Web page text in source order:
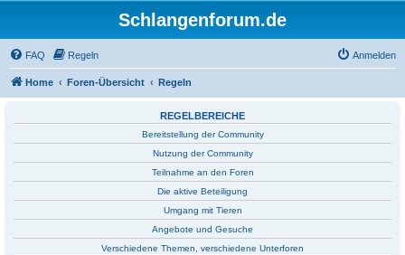
Schlangenforum.de
FAQ Regeln Anmelden
Home Foren-Übersicht Regeln
REGELBEREICHE
Bereitstellung der Community
Nutzung der Community
Teilnahme an den Foren
Die aktive Beteiligung
Umgang mit Tieren
Angebote und Gesuche
Verschiedene Themen, verschiedene Unterforen